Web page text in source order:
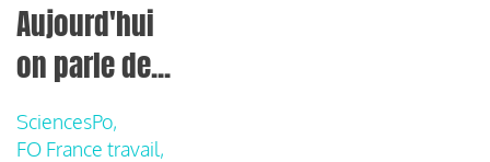
Aujourd'hui
on parle de...
SciencesPo,
FO France travail,